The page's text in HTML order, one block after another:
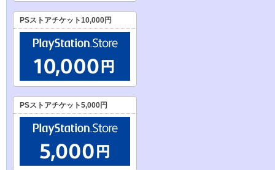
PSストアチケット10,000円
PSストアチケット5,000円